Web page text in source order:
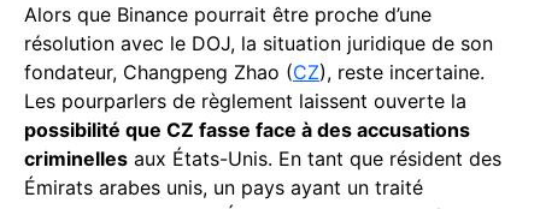
Alors que Binance pourrait être proche d’une
résolution avec le DOJ, la situation juridique de son
fondateur, Changpeng Zhao (CZ), reste incertaine.
Les pourparlers de règlement laissent ouverte la
possibilité que CZ fasse face à des accusations
criminelles aux États-Unis. En tant que résident des
Émirats arabes unis, un pays ayant un traité